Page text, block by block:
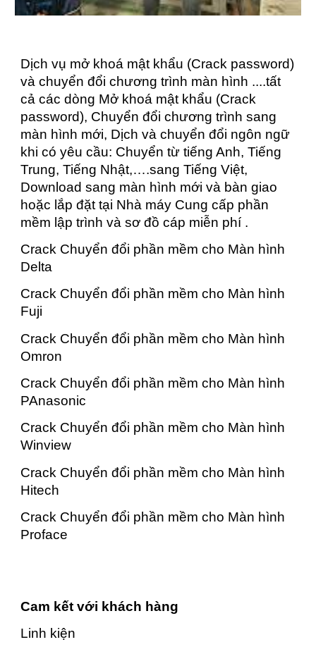
Dịch vụ mở khoá mật khẩu (Crack password)
và chuyển đổi chương trình màn hình ....tất
cả các dòng Mở khoá mật khẩu (Crack
password), Chuyển đổi chương trình sang
màn hình mới, Dịch và chuyển đổi ngôn ngữ
khi có yêu cầu: Chuyển từ tiếng Anh, Tiếng
Trung, Tiếng Nhật,….sang Tiếng Việt,
Download sang màn hình mới và bàn giao
hoặc lắp đặt tại Nhà máy Cung cấp phần
mềm lập trình và sơ đồ cáp miễn phí .
Crack Chuyển đổi phần mềm cho Màn hình
Delta
Crack Chuyển đổi phần mềm cho Màn hình
Fuji
Crack Chuyển đổi phần mềm cho Màn hình
Omron
Crack Chuyển đổi phần mềm cho Màn hình
PAnasonic
Crack Chuyển đổi phần mềm cho Màn hình
Winview
Crack Chuyển đổi phần mềm cho Màn hình
Hitech
Crack Chuyển đổi phần mềm cho Màn hình
Proface
Cam kết với khách hàng
Linh kiện